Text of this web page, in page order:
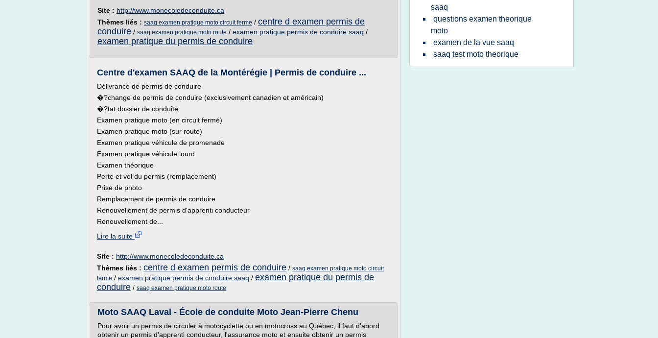
Site : http://www.monecoledeconduite.ca
Thèmes liés : saaq examen pratique moto circuit ferme / centre d examen permis de
conduire / saaq examen pratique moto route / examen pratique permis de conduire saaq /
examen pratique du permis de conduire
Centre d'examen SAAQ de la Montérégie | Permis de conduire ...
Délivrance de permis de conduire
�?change de permis de conduire (exclusivement canadien et américain)
�?tat dossier de conduite
Examen pratique moto (en circuit fermé)
Examen pratique moto (sur route)
Examen pratique véhicule de promenade
Examen pratique véhicule lourd
Examen théorique
Perte et vol du permis (remplacement)
Prise de photo
Remplacement de permis de conduire
Renouvellement de permis d'apprenti conducteur
Renouvellement de...
Lire la suite
Site : http://www.monecoledeconduite.ca
Thèmes liés : centre d examen permis de conduire / saaq examen pratique moto circuit
ferme / examen pratique permis de conduire saaq / examen pratique du permis de
conduire / saaq examen pratique moto route
Moto SAAQ Laval - École de conduite Moto Jean-Pierre Chenu
Pour avoir un permis de circuler à motocyclette ou en motocross au Québec, il faut d'abord
obtenir un permis d'apprenti conducteur, l'assurance moto et ensuite obtenir un permis
saaq
questions examen theorique
moto
examen de la vue saaq
saaq test moto theorique